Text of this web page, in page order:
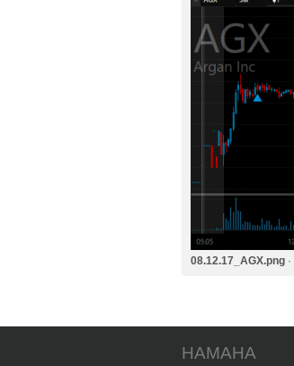
08.12.17_AGX.png ·
HAMAHA